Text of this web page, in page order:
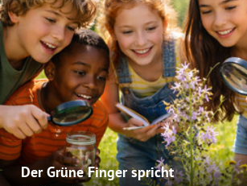
Der Grüne Finger spricht